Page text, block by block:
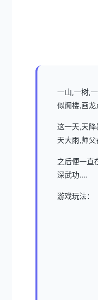
一山,一树,
似阁楼,画龙
这一天,天
天大雨,师父
之后便一直
深武功....
游戏玩法：